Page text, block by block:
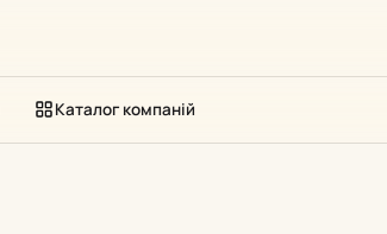
Каталог компаній